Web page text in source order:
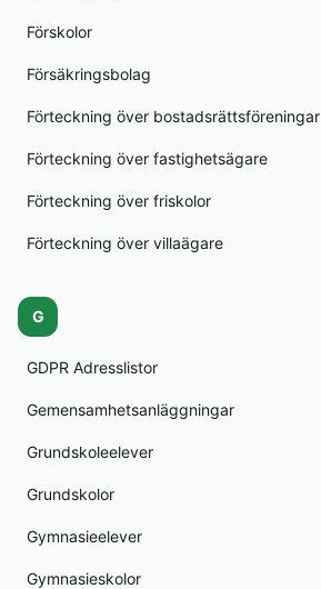
Förskolor
Försäkringsbolag
Förteckning över bostadsrättsföreningar
Förteckning över fastighetsägare
Förteckning över friskolor
Förteckning över villaägare
G
GDPR Adresslistor
Gemensamhetsanläggningar
Grundskoleelever
Grundskolor
Gymnasieelever
Gymnasieskolor